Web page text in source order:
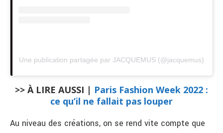
Une publication partagée par JACQUEMUS (@jacquemus)
>> À LIRE AUSSI | Paris Fashion Week 2022 :
ce qu’il ne fallait pas louper
Au niveau des créations, on se rend vite compte que